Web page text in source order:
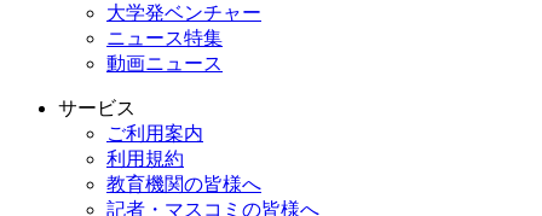
大学発ベンチャー
ニュース特集
動画ニュース
サービス
ご利用案内
利用規約
教育機関の皆様へ
記者・マスコミの皆様へ